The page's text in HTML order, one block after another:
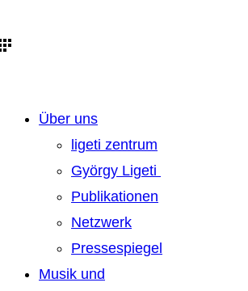
Über uns
ligeti zentrum
György Ligeti
Publikationen
Netzwerk
Pressespiegel
Musik und